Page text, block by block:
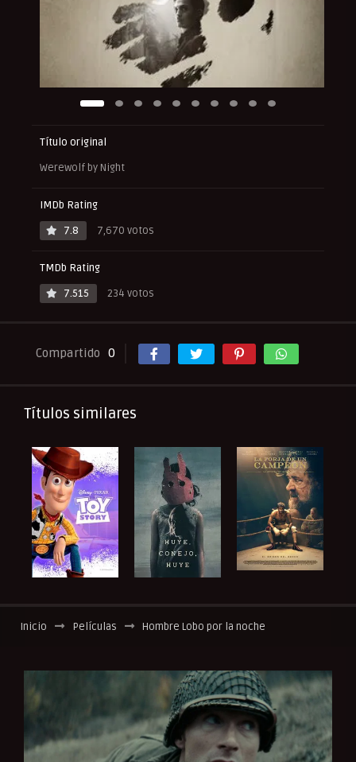
Título original
Werewolf by Night
IMDb Rating
7.8
7,670 votos
TMDb Rating
7.515
234 votos
Compartido 0
Títulos similares
Inicio Películas Hombre Lobo por la noche